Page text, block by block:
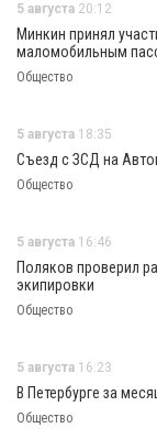
5 августа 20:12
Минкин принял
маломобильным
Общество
5 августа 18:35
Съезд с ЗСД на
Общество
5 августа 16:46
Поляков проверил
экипировки
Общество
5 августа 16:23
В Петербурге за
Общество